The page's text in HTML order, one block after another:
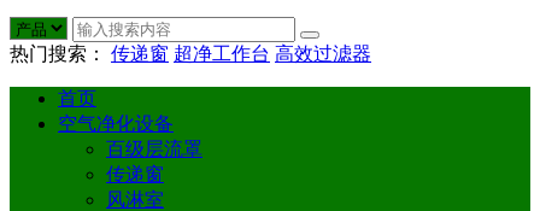
热门搜索： 传递窗 超净工作台 高效过滤器
首页
空气净化设备
百级层流罩
传递窗
风淋室